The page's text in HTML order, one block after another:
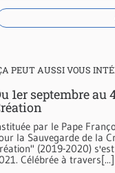
PEUT AUSSI VOUS
1er septembre au
par le Pape
la Sauvegarde de la
(2019-2020)
Célébrée à travers[...]